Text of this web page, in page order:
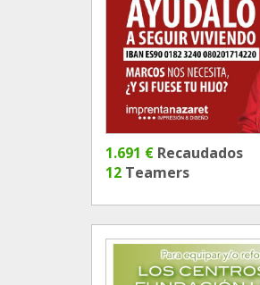
1.691 € Recaudados
12 Teamers